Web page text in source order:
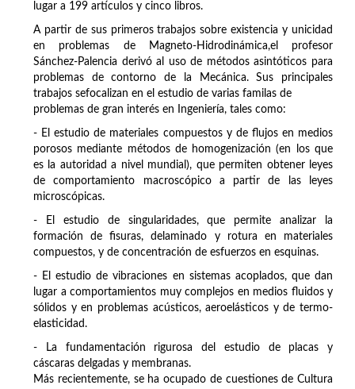
lugar a 199 artículos y cinco libros.
A partir de sus primeros trabajos sobre existencia y unicidad
en problemas de Magneto-Hidrodinámica,el profesor
Sánchez-Palencia derivó al uso de métodos asintóticos para
problemas de contorno de la Mecánica. Sus principales
trabajos sefocalizan en el estudio de varias familas de
problemas de gran interés en Ingeniería, tales como:
- El estudio de materiales compuestos y de flujos en medios
porosos mediante métodos de homogenización (en los que
es la autoridad a nivel mundial), que permiten obtener leyes
de comportamiento macroscópico a partir de las leyes
microscópicas.
- El estudio de singularidades, que permite analizar la
formación de fisuras, delaminado y rotura en materiales
compuestos, y de concentración de esfuerzos en esquinas.
- El estudio de vibraciones en sistemas acoplados, que dan
lugar a comportamientos muy complejos en medios fluidos y
sólidos y en problemas acústicos, aeroelásticos y de termo-
elasticidad.
- La fundamentación rigurosa del estudio de placas y
cáscaras delgadas y membranas.
Más recientemente, se ha ocupado de cuestiones de Cultura